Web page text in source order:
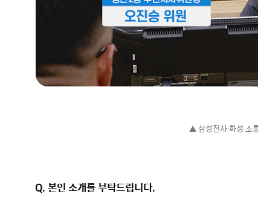
▲ 삼성전자∙화성 소
Q. 본인 소개를 부탁드립니다.